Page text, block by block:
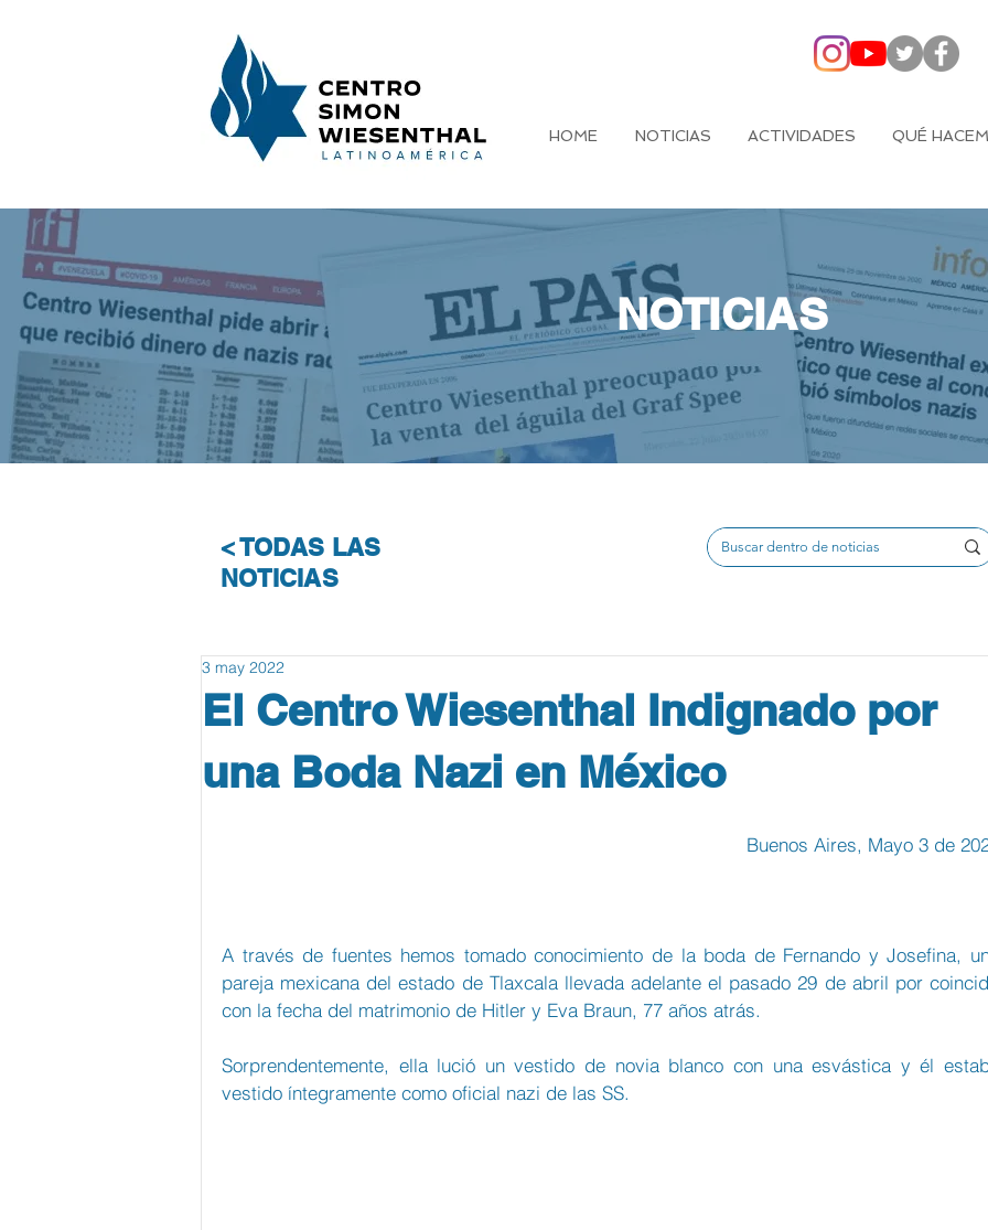
HOME NOTICIAS ACTIVIDADES QUÉ
NOTICIAS
< TODAS LAS
NOTICIAS
El Centro Wiesenthal Indignado por
una Boda Nazi en México
3 may 2022
Buenos Aires, Mayo 3 de
A través de fuentes hemos tomado conocimiento de la boda de Fernando y Josefina,
pareja mexicana del estado de Tlaxcala llevada adelante el pasado 29 de abril por
con la fecha del matrimonio de Hitler y Eva Braun, 77 años atrás.
Sorprendentemente, ella lució un vestido de novia blanco con una esvástica y él
vestido íntegramente como oficial nazi de las SS.